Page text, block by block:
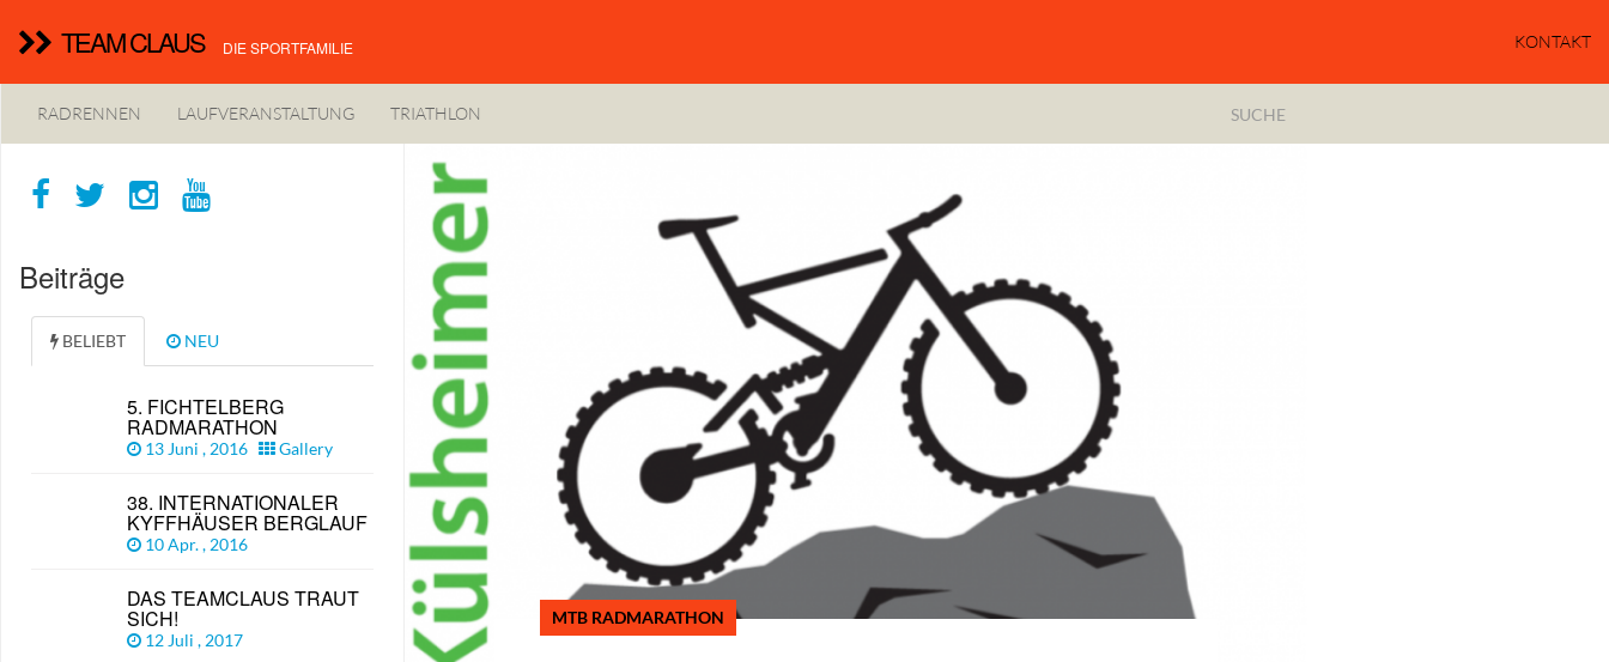
TEAM CLAUS DIE SPORTFAMILIE KONTAKT
RADRENNEN LAUFVERANSTALTUNG TRIATHLON
MTB RADMARATHON
Beiträge
BELIEBT NEU
5. FICHTELBERG
RADMARATHON
13 Juni , 2016 Gallery
38. INTERNATIONALER
KYFFHÄUSER BERGLAUF
10 Apr. , 2016
DAS TEAMCLAUS TRAUT
SICH!
12 Juli , 2017